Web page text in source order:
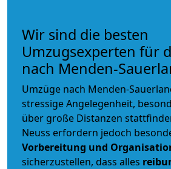
Wir sind die besten
Umzugsexperten für
nach Menden-
Umzüge nach Menden-
stressige Angelegenheit,
über große Distanzen
Neuss erfordern jedoch
Vorbereitung und
sicherzustellen, dass alles